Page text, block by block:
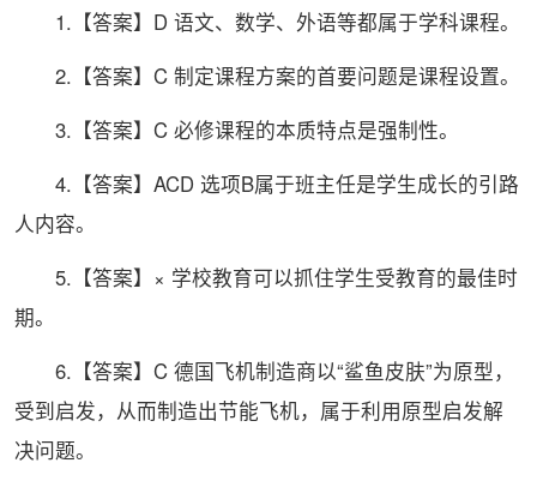
1.【答案】D 语文、数学、外语等都属于学科课程。
2.【答案】C 制定课程方案的首要问题是课程设置。
3.【答案】C 必修课程的本质特点是强制性。
4.【答案】ACD 选项B属于班主任是学生成长的引路
人内容。
5.【答案】× 学校教育可以抓住学生受教育的最佳时
期。
6.【答案】C 德国飞机制造商以“鲨鱼皮肤”为原型，
受到启发，从而制造出节能飞机，属于利用原型启发解
决问题。